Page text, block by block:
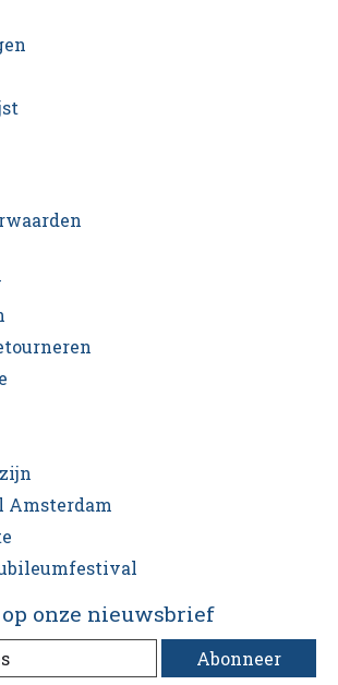
Amsterdam
onze nieuwsbrief
Abonneer